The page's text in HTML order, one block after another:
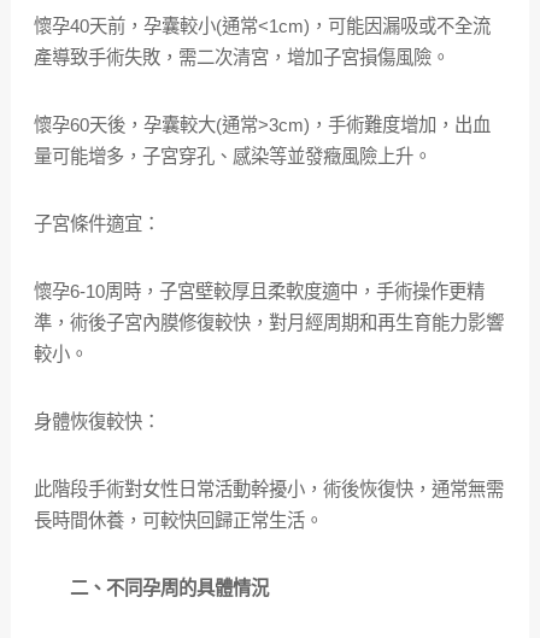
懷孕40天前，孕囊較小(通常<1cm)，可能因漏吸或不全流
產導致手術失敗，需二次清宮，增加子宮損傷風險。
懷孕60天後，孕囊較大(通常>3cm)，手術難度增加，出血
量可能增多，子宮穿孔、感染等並發癥風險上升。
子宮條件適宜：
懷孕6-10周時，子宮壁較厚且柔軟度適中，手術操作更精
準，術後子宮內膜修復較快，對月經周期和再生育能力影響
較小。
身體恢復較快：
此階段手術對女性日常活動幹擾小，術後恢復快，通常無需
長時間休養，可較快回歸正常生活。
二、不同孕周的具體情況